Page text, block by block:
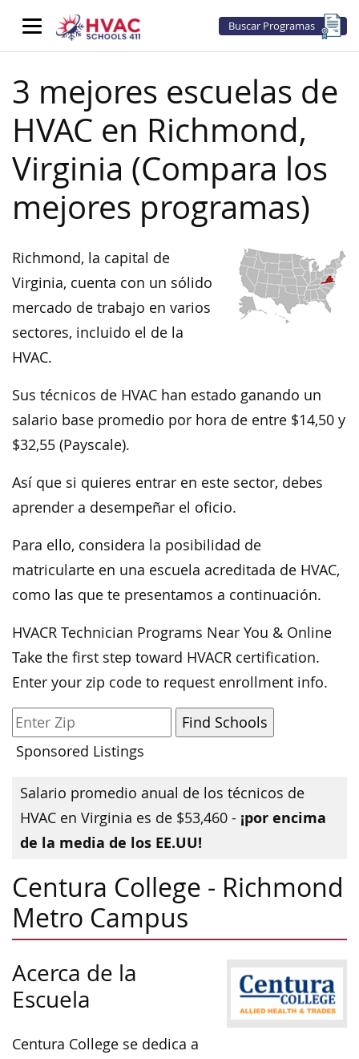
Buscar Programas
3 mejores escuelas de
HVAC en Richmond,
Virginia (Compara los
mejores programas)
Richmond, la capital de
Virginia, cuenta con un sólido
mercado de trabajo en varios
sectores, incluido el de la
HVAC.
Sus técnicos de HVAC han estado ganando un
salario base promedio por hora de entre $14,50 y
$32,55 (Payscale).
Así que si quieres entrar en este sector, debes
aprender a desempeñar el oficio.
Para ello, considera la posibilidad de
matricularte en una escuela acreditada de HVAC,
como las que te presentamos a continuación.
HVACR Technician Programs Near You & Online
Take the first step toward HVACR certification.
Enter your zip code to request enrollment info.
Sponsored Listings
Salario promedio anual de los técnicos de
HVAC en Virginia es de $53,460 - ¡por encima
de la media de los EE.UU!
Centura College - Richmond
Metro Campus
Acerca de la
Escuela
Centura College se dedica a